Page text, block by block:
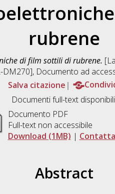
rubrene
di film sottili di rubrene.
DM270], Documento ad
Salva citazione
Documenti full-text
Documento PDF
Full-text non accessibile
Download (1MB) |
Abstract